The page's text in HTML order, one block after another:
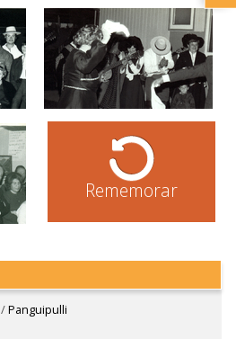
Rememorar
/Panguipulli